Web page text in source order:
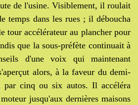
de l'usine. Visiblement, il roulait
temps dans les rues ; il déboucha
tour accélérateur au plancher pour
que la sous-préfète continuait à
d'une voix qui maintenant
alors, à la faveur du demi-
cinq ou six autos. Il accéléra
jusqu'aux dernières maisons